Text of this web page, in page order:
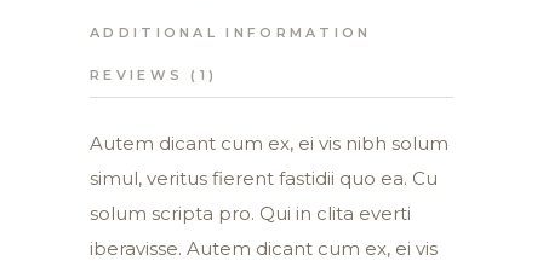
ADDITIONAL INFORMATION
REVIEWS (1)
Autem dicant cum ex, ei vis nibh solum
simul, veritus fierent fastidii quo ea. Cu
solum scripta pro. Qui in clita everti
iberavisse. Autem dicant cum ex, ei vis